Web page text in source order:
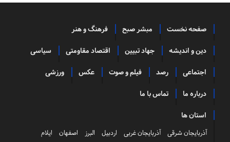
صفحه نخست مبشر صبح فرهنگ و هنر
دین و اندیشه جهاد تبیین اقتصاد مقاومتی سیاسی
اجتماعی رصد فیلم و صوت عکس ورزشی
درباره ما تماس با ما
استان ها
آذربایجان شرقی آذربایجان غربی اردبیل البرز اصفهان
ایلام